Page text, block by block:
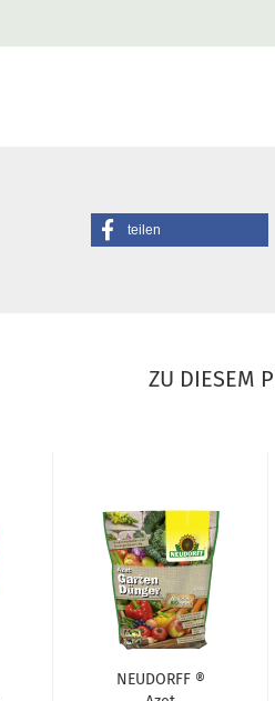
teilen
ZU DIESEM
NEUDORFF ®